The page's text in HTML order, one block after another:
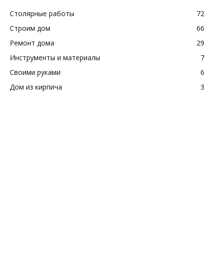
Столярные работы
72
Строим дом
66
Ремонт дома
29
Инструменты и материалы
7
Своими руками
6
Дом из кирпича
3